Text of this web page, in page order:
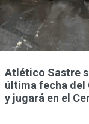
Atlético Sastre
última fecha del
y jugará en el